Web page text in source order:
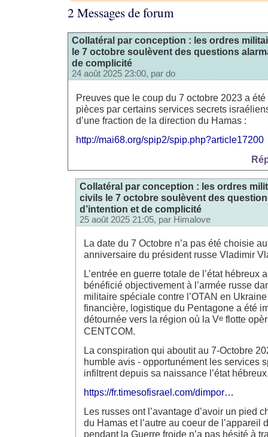
2 Messages de forum
Collatéral par conception : les ordres
le 7 octobre soulèvent des questions
de complicité
24 août 2025 23:00, par do
Preuves que le coup du 7 octobre 2023 a
pièces par certains services secrets
d’une fraction de la direction du Hamas :
http://mai68.org/spip2/spip.php?article17200
Collatéral par conception : les ordres
civils le 7 octobre soulèvent des
d’intention et de complicité
25 août 2025 21:05, par Himalove
La date du 7 Octobre n’a pas été choisie
anniversaire du président russe Vladimir
L’entrée en guerre totale de l’état hébreux
bénéficié objectivement à l’armée russe
militaire spéciale contre l’OTAN en
financière, logistique du Pentagone a été
détournée vers la région où la Ve flotte
CENTCOM.
La conspiration qui aboutit au 7-Octobre
humble avis - opportunément les services
infiltrent depuis sa naissance l’état
https://fr.timesofisrael.com/dimpor…
Les russes ont l’avantage d’avoir un pied
du Hamas et l’autre au coeur de l’appareil
pendant la Guerre froide n’a pas hésité à